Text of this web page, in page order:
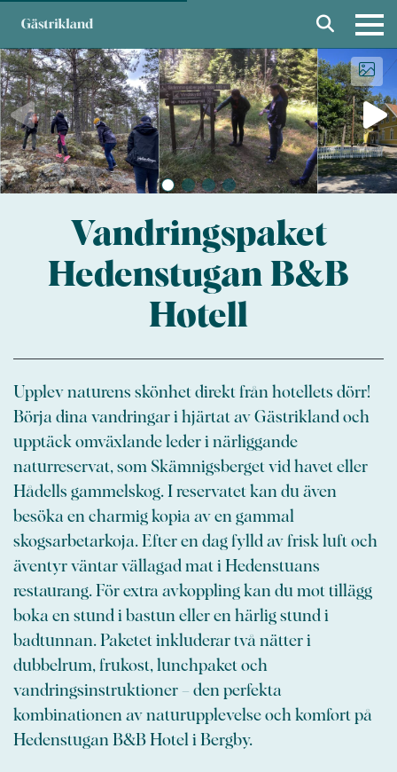
Vandringspaket
Hedenstugan B&B
Hotell
Upplev naturens skönhet direkt från hotellets dörr!
Börja dina vandringar i hjärtat av Gästrikland och
upptäck omväxlande leder i närliggande
naturreservat, som Skämnigsberget vid havet eller
Hådells gammelskog. I reservatet kan du även
besöka en charmig kopia av en gammal
skogsarbetarkoja. Efter en dag fylld av frisk luft och
äventyr väntar vällagad mat i Hedenstuans
restaurang. För extra avkoppling kan du mot tillägg
boka en stund i bastun eller en härlig stund i
badtunnan. Paketet inkluderar två nätter i
dubbelrum, frukost, lunchpaket och
vandringsinstruktioner – den perfekta
kombinationen av naturupplevelse och komfort på
Hedenstugan B&B Hotel i Bergby.